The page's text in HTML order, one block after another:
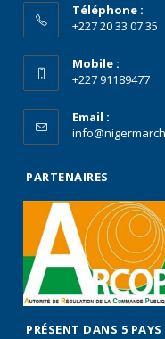
Téléphone :
+227 20 33 07 35
Mobile :
+227 91189477
Email :
PARTENAIRES
PRÉSENT DANS 5 PAYS